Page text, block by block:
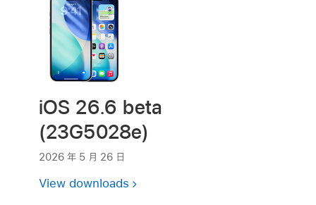
iOS 26.6 beta
(23G5028e)
2026 年 5 月 26 日
View downloads